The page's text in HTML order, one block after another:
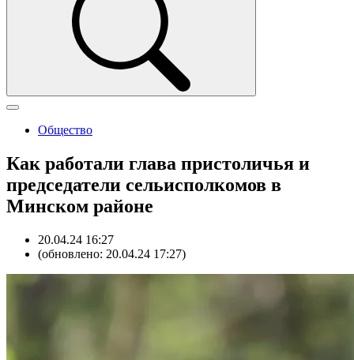
Общество
Как работали глава пристоличья и
председатели сельисполкомов в
Минском районе
20.04.24 16:27
(обновлено: 20.04.24 17:27)